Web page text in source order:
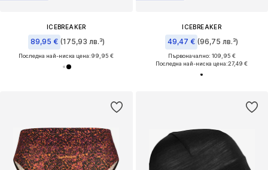
ICEBREAKER
89,95 € (175,93 лв.³)
Последна най-ниска цена:99,95 €
ICEBREAKER
49,47 € (96,75 лв.³)
Първоначално: 109,95 €
Последна най-ниска цена:27,49 €